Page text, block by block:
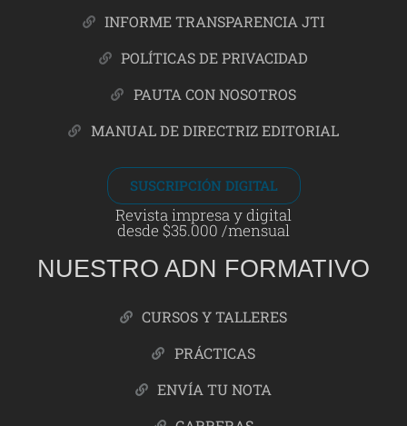
INFORME TRANSPARENCIA JTI
POLÍTICAS DE PRIVACIDAD
PAUTA CON NOSOTROS
MANUAL DE DIRECTRIZ EDITORIAL
SUSCRIPCIÓN DIGITAL
Revista impresa y digital
desde $35.000 /mensual
NUESTRO ADN FORMATIVO
CURSOS Y TALLERES
PRÁCTICAS
ENVÍA TU NOTA